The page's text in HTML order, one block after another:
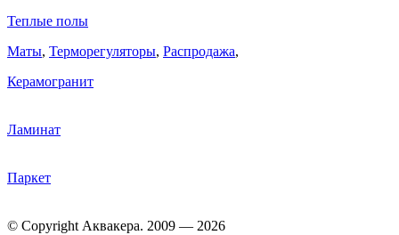
Теплые полы
Маты, Терморегуляторы, Распродажа,
Керамогранит
Ламинат
Паркет
© Copyright Аквакера. 2009 — 2026